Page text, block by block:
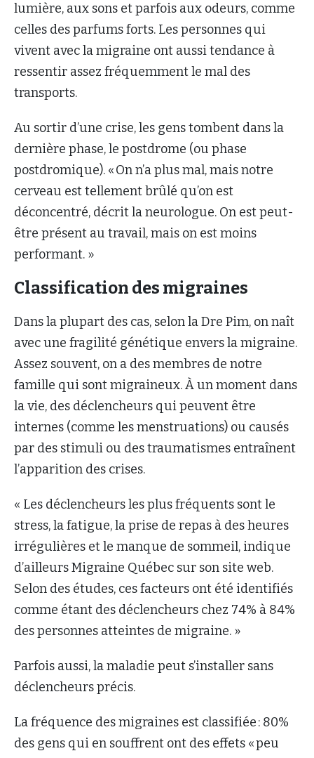
lumière, aux sons et parfois aux odeurs, comme
celles des parfums forts. Les personnes qui
vivent avec la migraine ont aussi tendance à
ressentir assez fréquemment le mal des
transports.
Au sortir d’une crise, les gens tombent dans la
dernière phase, le postdrome (ou phase
postdromique). « On n’a plus mal, mais notre
cerveau est tellement brûlé qu’on est
déconcentré, décrit la neurologue. On est peut-
être présent au travail, mais on est moins
performant. »
Classification des migraines
Dans la plupart des cas, selon la Dre Pim, on naît
avec une fragilité génétique envers la migraine.
Assez souvent, on a des membres de notre
famille qui sont migraineux. À un moment dans
la vie, des déclencheurs qui peuvent être
internes (comme les menstruations) ou causés
par des stimuli ou des traumatismes entraînent
l’apparition des crises.
« Les déclencheurs les plus fréquents sont le
stress, la fatigue, la prise de repas à des heures
irrégulières et le manque de sommeil, indique
d’ailleurs Migraine Québec sur son site web.
Selon des études, ces facteurs ont été identifiés
comme étant des déclencheurs chez 74% à 84%
des personnes atteintes de migraine. »
Parfois aussi, la maladie peut s’installer sans
déclencheurs précis.
La fréquence des migraines est classifiée : 80%
des gens qui en souffrent ont des effets « peu